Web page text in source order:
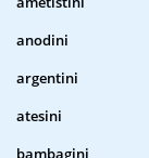
anodini
argentini
atesini
bambagini